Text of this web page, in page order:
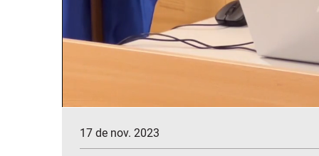
17 de nov. 2023